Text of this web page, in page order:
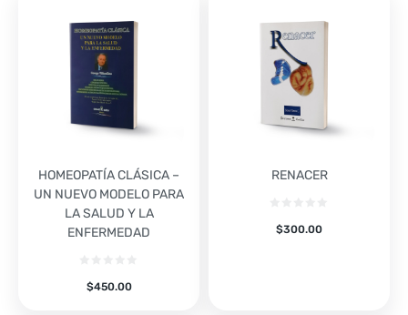
HOMEOPATÍA CLÁSICA –
UN NUEVO MODELO PARA
LA SALUD Y LA
ENFERMEDAD
$450.00
RENACER
$300.00